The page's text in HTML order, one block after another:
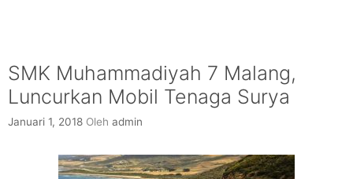
SMK Muhammadiyah 7 Malang,
Luncurkan Mobil Tenaga Surya
Januari 1, 2018 Oleh admin